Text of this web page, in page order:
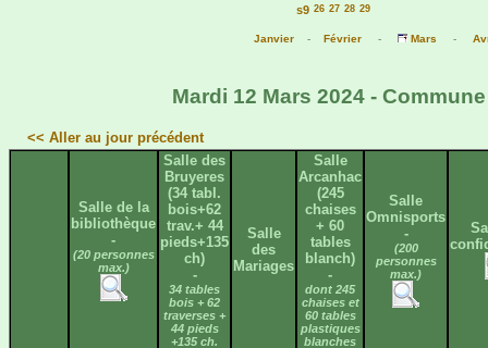
s9 26 27 28 29
Janvier - Février - Mars -
Mardi 12 Mars 2024 -
<< Aller au jour précédent
Salle de la
bibliothèque
-
(20 personnes
max.)
Salle des
Bruyeres
(34 tabl.
bois+62
trav.+ 44
pieds+135
ch)
-
34 tables
bois + 62
traverses +
44 pieds
+135 ch.
Salle
des
Mariages
Salle
Arcanhac
(245
chaises
+ 60
tables
blanch)
-
dont 245
chaises et
60 tables
plastiques
blanches
Salle
Omnisports
-
(200
personnes
max.)